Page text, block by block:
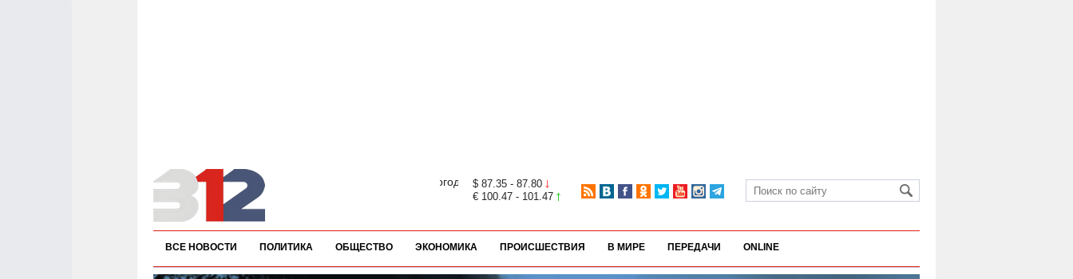
$ 87.35 - 87.80
€ 100.47 - 101.47
ВСЕ НОВОСТИ ПОЛИТИКА ОБЩЕСТВО ЭКОНОМИКА ПРОИСШЕСТВИЯ В МИРЕ ПЕРЕДАЧИ ONLINE